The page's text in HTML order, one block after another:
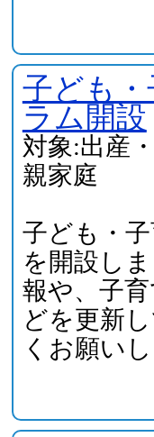
子ども
ラム開設
対象:出産
親家庭
子ども・
を開設し
報や、子
どを更新
くお願いし